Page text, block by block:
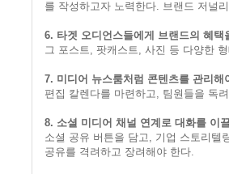
를 작성하고자 노력한다. 브랜드 저널
6. 타겟 오디언스들에게 브랜드의 혜택
그 포스트, 팟캐스트, 사진 등 다양한
7. 미디어 뉴스룸처럼 콘텐츠를 관리해
편집 칼렌다를 마련하고, 팀원들을 독
8. 소셜 미디어 채널 연계로 대화를 이
소셜 공유 버튼을 담고, 기업 스토리텔
공유를 격려하고 장려해야 한다.